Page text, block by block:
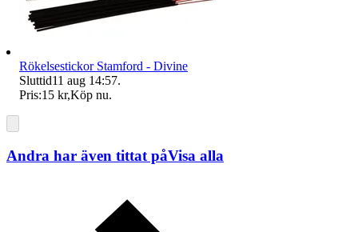
Rökelsestickor Stamford - Divine
Sluttid11 aug 14:57.
Pris:15 kr,Köp nu.
Andra har även tittat påVisa alla